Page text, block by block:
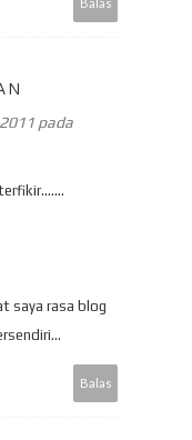
pada
saya rasa blog
Balas